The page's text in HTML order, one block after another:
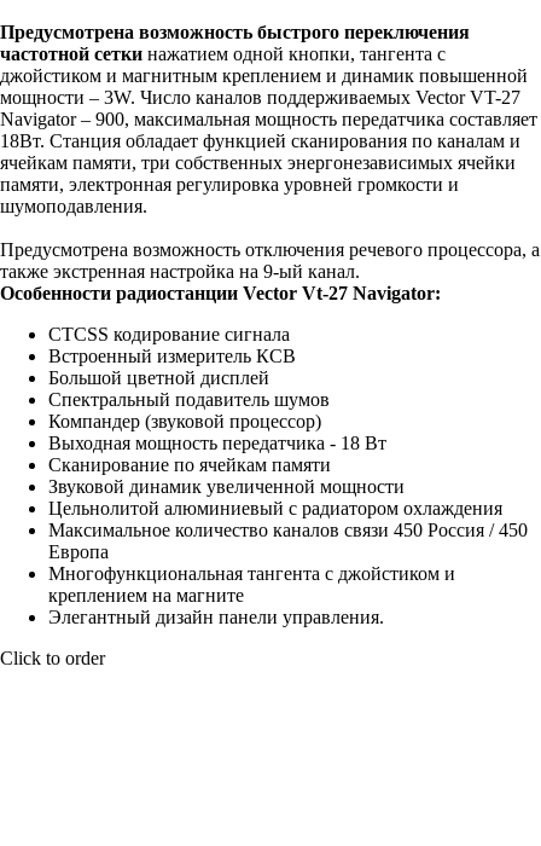
Предусмотрена возможность быстрого переключения
частотной сетки нажатием одной кнопки, тангента с
джойстиком и магнитным креплением и динамик повышенной
мощности – 3W. Число каналов поддерживаемых Vector VT-27
Navigator – 900, максимальная мощность передатчика составляет
18Вт. Станция обладает функцией сканирования по каналам и
ячейкам памяти, три собственных энергонезависимых ячейки
памяти, электронная регулировка уровней громкости и
шумоподавления.
Предусмотрена возможность отключения речевого процессора, а
также экстренная настройка на 9-ый канал.
Особенности радиостанции Vector Vt-27 Navigator:
CTCSS кодирование сигнала
Встроенный измеритель КСВ
Большой цветной дисплей
Спектральный подавитель шумов
Компандер (звуковой процессор)
Выходная мощность передатчика - 18 Вт
Сканирование по ячейкам памяти
Звуковой динамик увеличенной мощности
Цельнолитой алюминиевый с радиатором охлаждения
Максимальное количество каналов связи 450 Россия / 450
Европа
Многофункциональная тангента с джойстиком и
креплением на магните
Элегантный дизайн панели управления.
Click to order